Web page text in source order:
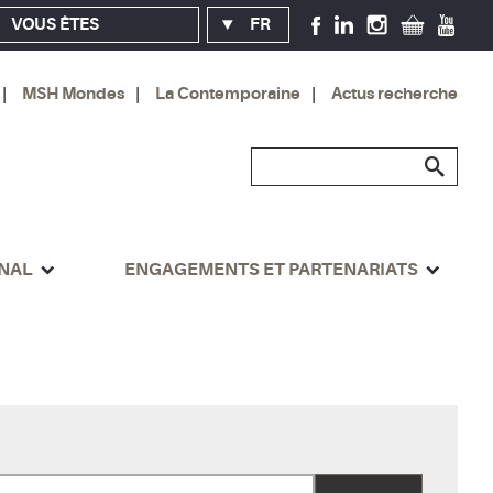
VOUS ÊTES FR
MSH Mondes La Contemporaine Actus recherche
ENGAGEMENTS ET PARTENARIATS